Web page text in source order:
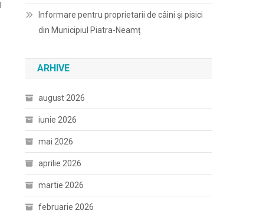
Informare pentru proprietarii de câini și pisici
din Municipiul Piatra-Neamț
ARHIVE
august 2026
iunie 2026
mai 2026
aprilie 2026
martie 2026
februarie 2026